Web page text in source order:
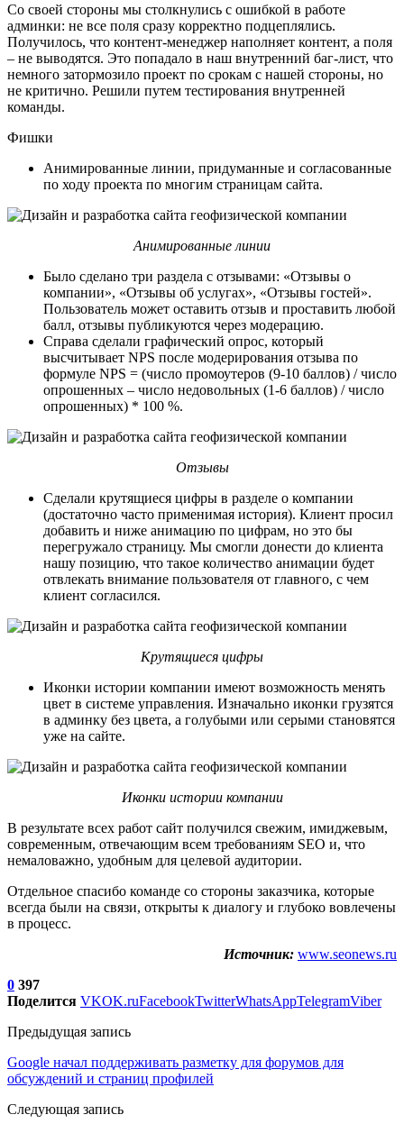
Со своей стороны мы столкнулись с ошибкой в работе
админки: не все поля сразу корректно подцеплялись.
Получилось, что контент-менеджер наполняет контент, а поля
– не выводятся. Это попадало в наш внутренний баг-лист, что
немного затормозило проект по срокам с нашей стороны, но
не критично. Решили путем тестирования внутренней
команды.
Фишки
Анимированные линии, придуманные и согласованные
по ходу проекта по многим страницам сайта.
Анимированные линии
Было сделано три раздела с отзывами: «Отзывы о
компании», «Отзывы об услугах», «Отзывы гостей».
Пользователь может оставить отзыв и проставить любой
балл, отзывы публикуются через модерацию.
Справа сделали графический опрос, который
высчитывает NPS после модерирования отзыва по
формуле NPS = (число промоутеров (9-10 баллов) / число
опрошенных – число недовольных (1-6 баллов) / число
опрошенных) * 100 %.
Отзывы
Сделали крутящиеся цифры в разделе о компании
(достаточно часто применимая история). Клиент просил
добавить и ниже анимацию по цифрам, но это бы
перегружало страницу. Мы смогли донести до клиента
нашу позицию, что такое количество анимации будет
отвлекать внимание пользователя от главного, с чем
клиент согласился.
Крутящиеся цифры
Иконки истории компании имеют возможность менять
цвет в системе управления. Изначально иконки грузятся
в админку без цвета, а голубыми или серыми становятся
уже на сайте.
Иконки истории компании
В результате всех работ сайт получился свежим, имиджевым,
современным, отвечающим всем требованиям SEO и, что
немаловажно, удобным для целевой аудитории.
Отдельное спасибо команде со стороны заказчика, которые
всегда были на связи, открыты к диалогу и глубоко вовлечены
в процесс.
Источник: www.seonews.ru
0 397
Поделится VKOK.ruFacebookTwitterWhatsAppTelegramViber
Предыдущая запись
Google начал поддерживать разметку для форумов для
обсуждений и страниц профилей
Следующая запись